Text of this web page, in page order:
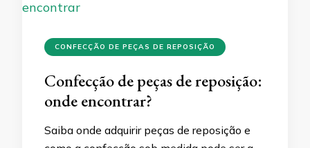
CONFECÇÃO DE PEÇAS DE REPOSIÇÃO
Confecção de peças de reposição:
onde encontrar?
Saiba onde adquirir peças de reposição e